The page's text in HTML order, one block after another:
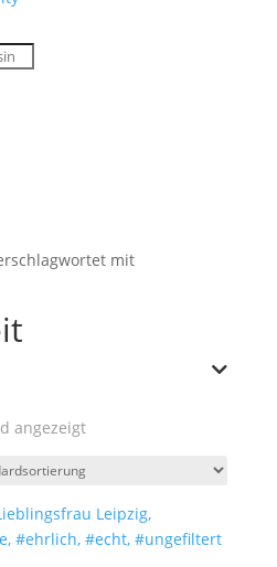
mit
angezeigt